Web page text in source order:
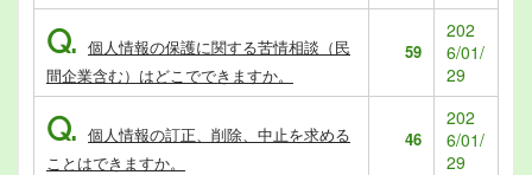
Q. 個人情報の保護に関する苦情相談（民
間企業含む）はどこでできますか。
59
202
6/01/
29
Q. 個人情報の訂正、削除、中止を求める
ことはできますか。
46
202
6/01/
29